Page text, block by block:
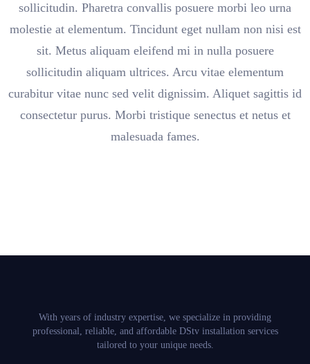
sollicitudin. Pharetra convallis posuere morbi leo urna
molestie at elementum. Tincidunt eget nullam non nisi est
sit. Metus aliquam eleifend mi in nulla posuere
sollicitudin aliquam ultrices. Arcu vitae elementum
curabitur vitae nunc sed velit dignissim. Aliquet sagittis id
consectetur purus. Morbi tristique senectus et netus et
malesuada fames.
With years of industry expertise, we specialize in providing
professional, reliable, and affordable DStv installation services
tailored to your unique needs.